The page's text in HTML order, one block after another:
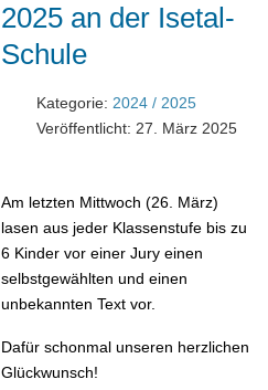
2025 an der Isetal-
Schule
Kategorie:2024 / 2025
Veröffentlicht: 27. März 2025
Am letzten Mittwoch (26. März)
lasen aus jeder Klassenstufe bis zu
6 Kinder vor einer Jury einen
selbstgewählten und einen
unbekannten Text vor.
Dafür schonmal unseren herzlichen
Glückwunsch!